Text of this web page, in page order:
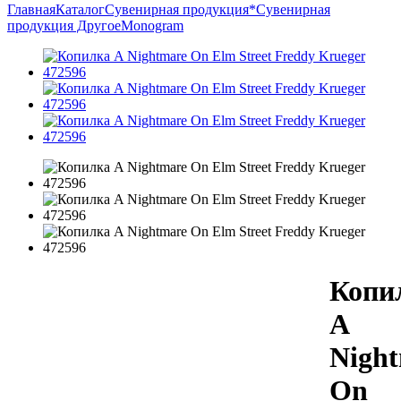
ГлавнаяКаталогСувенирная продукция*Сувенирная
продукция ДругоеMonogram
A
On